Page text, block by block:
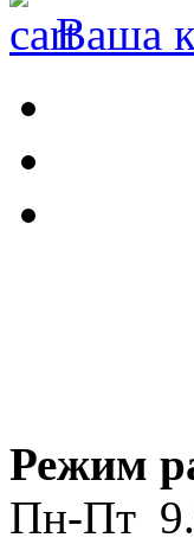
Ваша
Режим
Пн-Пт